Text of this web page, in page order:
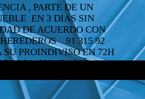
, PARTE DE UN
EN 3 DIAS SIN
DE ACUERDO CON
91 315 92
SU PROINDIVISO EN 72H
96 81 /609 12 41 49